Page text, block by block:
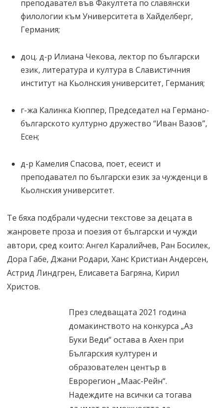
преподавател във Факултета по славянски
филологии към Университета в Хайделберг,
Германия;
доц. д-р Илиана Чекова, лектор по български
език, литература и култура в Славистичния
институт на Кьолнския университет, Германия;
г-жа Калинка Кюппер, Председател на Германо-
българското културно дружество “Иван Вазов”,
Есен;
д-р Камелия Спасова, поет, есеист и
преподавател по български език за чужденци в
Кьолнския университет.
Те бяха подбрали чудесни текстове за децата в
жанровете проза и поезия от български и чужди
автори, сред които: Ангел Каралийчев, Ран Босилек,
Дора Габе, Джани Родари, Ханс Кристиан Андерсен,
Астрид Линдгрен, Елисавета Багряна, Кирил
Христов.
През следващата 2021 година
домакинството на конкурса „Аз
Буки Веди“ остава в Ахен при
Българския културен и
образователен център в
Еврорегион „Маас-Рейн“.
Надеждите на всички са тогава